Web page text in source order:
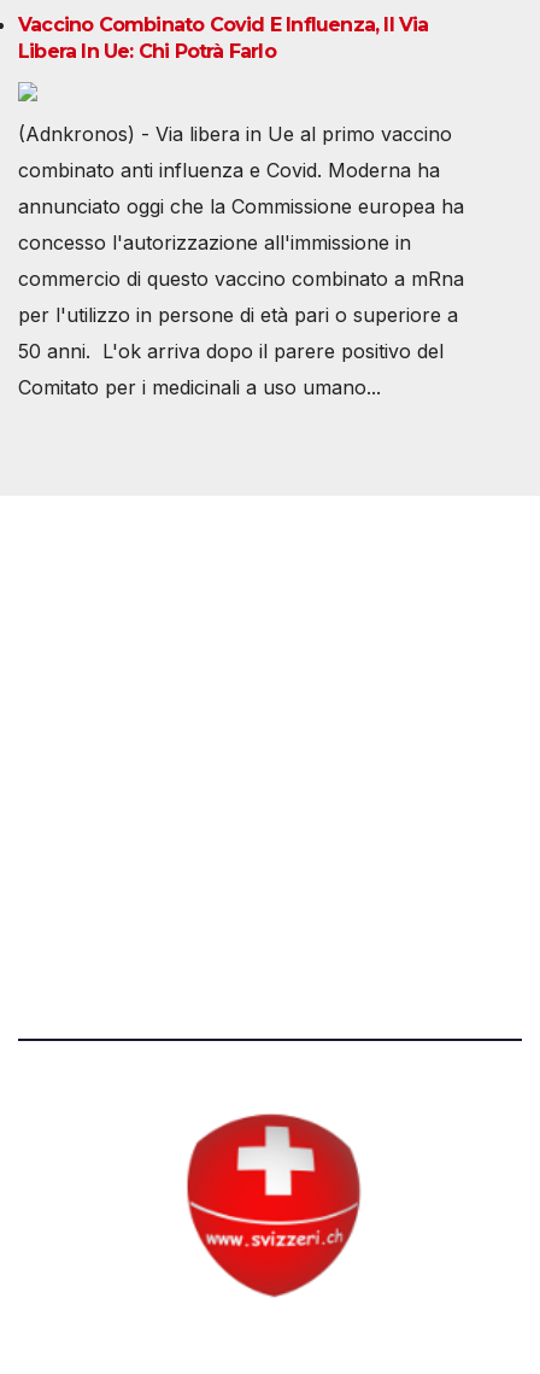
Vaccino Combinato Covid E Influenza, Il Via
Libera In Ue: Chi Potrà Farlo
(Adnkronos) - Via libera in Ue al primo vaccino
combinato anti influenza e Covid. Moderna ha
annunciato oggi che la Commissione europea ha
concesso l'autorizzazione all'immissione in
commercio di questo vaccino combinato a mRna
per l'utilizzo in persone di età pari o superiore a
50 anni. L'ok arriva dopo il parere positivo del
Comitato per i medicinali a uso umano...